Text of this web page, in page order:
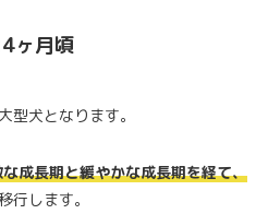
ヶ月頃
型犬となります。
成長期と緩やかな成長期を経て、
行します。